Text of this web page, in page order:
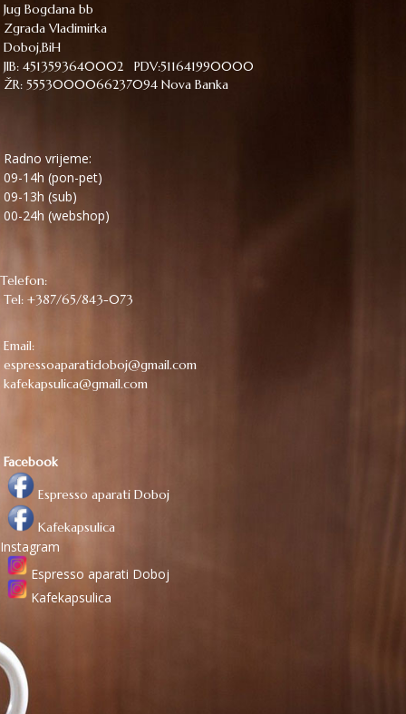
Jug Bogdana bb
Zgrada Vladimirka
Doboj,BiH
JIB: 4513593640002 PDV:511641990000
ŽR: 5553000066237094 Nova Banka
Radno vrijeme:
09-14h (pon-pet)
09-13h (sub)
00-24h (webshop)
Telefon:
Tel: +387/65/843-073
Email:
espressoaparatidoboj@gmail.com
kafekapsulica@gmail.com
Facebook
Espresso aparati Doboj
Kafekapsulica
Instagram
Espresso aparati Doboj
Kafekapsulica